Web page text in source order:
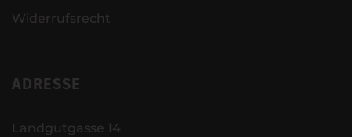
Widerrufsrecht
ADRESSE
Landgutgasse 14